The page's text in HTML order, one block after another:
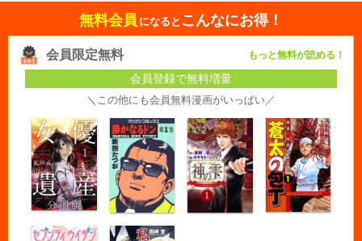
無料会員 になると こんなにお得！
会員限定無料 もっと無料が読める！
会員登録で無料増量
＼この他にも会員無料漫画がいっぱい／